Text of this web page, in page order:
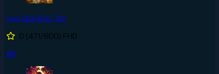
Vạn Giới Độc Tôn
0 (471/800) FHD
#5